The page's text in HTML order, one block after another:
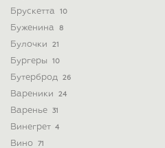
Брускетта 10
Буженина 8
Булочки 21
Бургеры 10
Бутерброд 26
Вареники 24
Варенье 31
Винегрет 4
Вино 71